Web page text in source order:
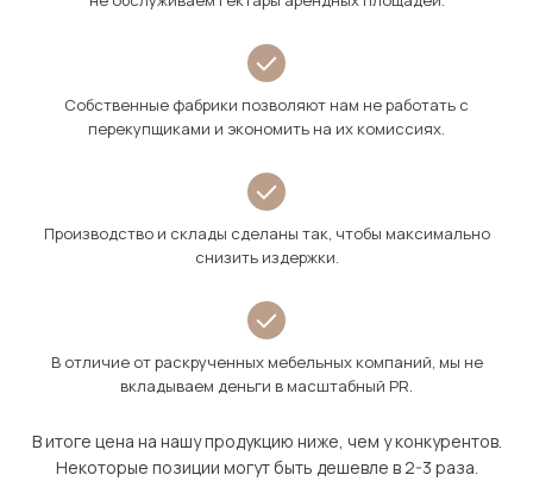
Собственные фабрики позволяют нам не работать с
перекупщиками и экономить на их комиссиях.
Производство и склады сделаны так, чтобы максимально
снизить издержки.
В отличие от раскрученных мебельных компаний, мы не
вкладываем деньги в масштабный PR.
В итоге цена на нашу продукцию ниже, чем у конкурентов.
Некоторые позиции могут быть дешевле в 2-3 раза.